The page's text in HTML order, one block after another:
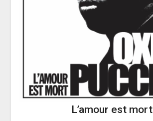
L’amour est mort